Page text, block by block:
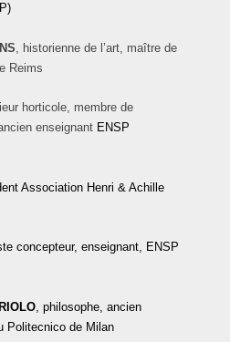
, historienne de l’art, maître de
Reims
horticole, membre de
enseignant ENSP
Association Henri & Achille
concepteur, enseignant, ENSP
, philosophe, ancien
Politecnico de Milan